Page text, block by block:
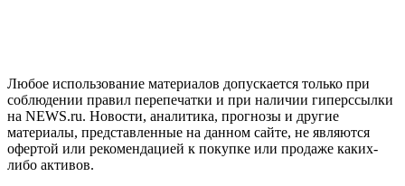
Любое использование материалов допускается только при
соблюдении правил перепечатки и при наличии гиперссылки
на NEWS.ru. Новости, аналитика, прогнозы и другие
материалы, представленные на данном сайте, не являются
офертой или рекомендацией к покупке или продаже каких-
либо активов.